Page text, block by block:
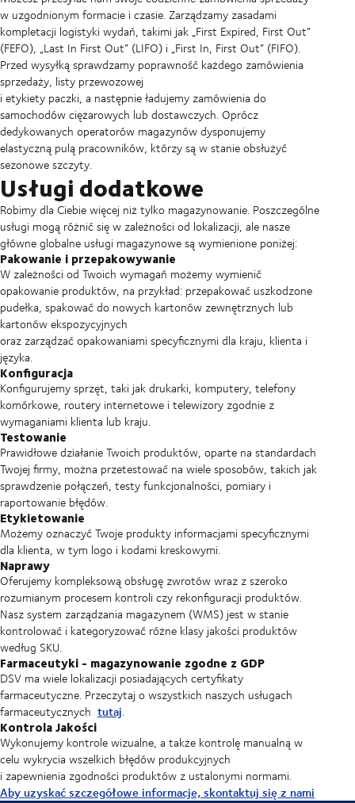
w uzgodnionym formacie i czasie. Zarządzamy zasadami
kompletacji logistyki wydań, takimi jak „First Expired, First Out”
(FEFO), „Last In First Out” (LIFO) i „First In, First Out” (FIFO).
Przed wysyłką sprawdzamy poprawność każdego zamówienia
sprzedaży, listy przewozowej
i etykiety paczki, a następnie ładujemy zamówienia do
samochodów ciężarowych lub dostawczych. Oprócz
dedykowanych operatorów magazynów dysponujemy
elastyczną pulą pracowników, którzy są w stanie obsłużyć
sezonowe szczyty.
Usługi dodatkowe
Robimy dla Ciebie więcej niż tylko magazynowanie. Poszczególne
usługi mogą różnić się w zależności od lokalizacji, ale nasze
główne globalne usługi magazynowe są wymienione poniżej:
Pakowanie i przepakowywanie
W zależności od Twoich wymagań możemy wymienić
opakowanie produktów, na przykład: przepakować uszkodzone
pudełka, spakować do nowych kartonów zewnętrznych lub
kartonów ekspozycyjnych
oraz zarządzać opakowaniami specyficznymi dla kraju, klienta i
języka.
Konfiguracja
Konfigurujemy sprzęt, taki jak drukarki, komputery, telefony
komórkowe, routery internetowe i telewizory zgodnie z
wymaganiami klienta lub kraju.
Testowanie
Prawidłowe działanie Twoich produktów, oparte na standardach
Twojej firmy, można przetestować na wiele sposobów, takich jak
sprawdzenie połączeń, testy funkcjonalności, pomiary i
raportowanie błędów.
Etykietowanie
Możemy oznaczyć Twoje produkty informacjami specyficznymi
dla klienta, w tym logo i kodami kreskowymi.
Naprawy
Oferujemy kompleksową obsługę zwrotów wraz z szeroko
rozumianym procesem kontroli czy rekonfiguracji produktów.
Nasz system zarządzania magazynem (WMS) jest w stanie
kontrolować i kategoryzować różne klasy jakości produktów
według SKU.
Farmaceutyki - magazynowanie zgodne z GDP
DSV ma wiele lokalizacji posiadających certyfikaty
farmaceutyczne. Przeczytaj o wszystkich naszych usługach
farmaceutycznych tutaj.
Kontrola Jakości
Wykonujemy kontrole wizualne, a także kontrolę manualną w
celu wykrycia wszelkich błędów produkcyjnych
i zapewnienia zgodności produktów z ustalonymi normami.
Aby uzyskać szczegółowe informacje, skontaktuj się z nami